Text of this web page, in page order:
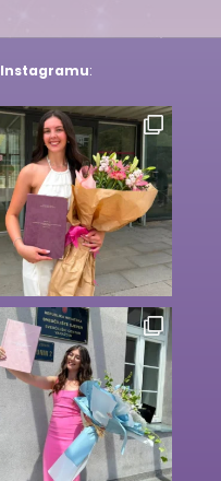
Instagramu: